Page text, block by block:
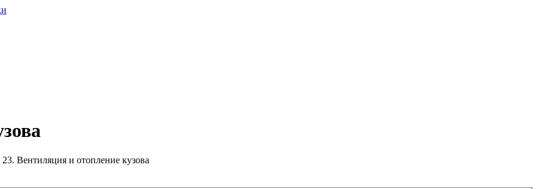
23. Вентиляция и отопление кузова